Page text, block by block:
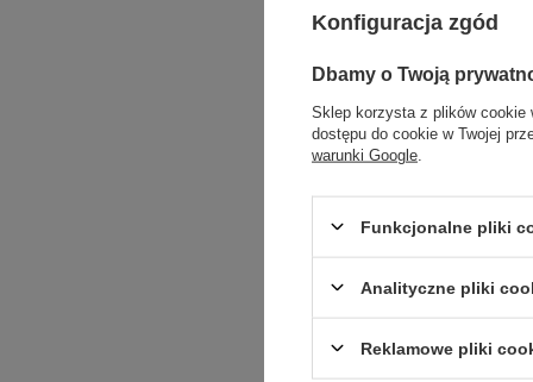
Konfiguracja zgód
Dbamy o Twoją
Sklep korzysta z plików cookie
dostępu do cookie w Twojej
warunki Google
Funkcjonalne pliki
Analityczne pliki
Reklamowe pliki